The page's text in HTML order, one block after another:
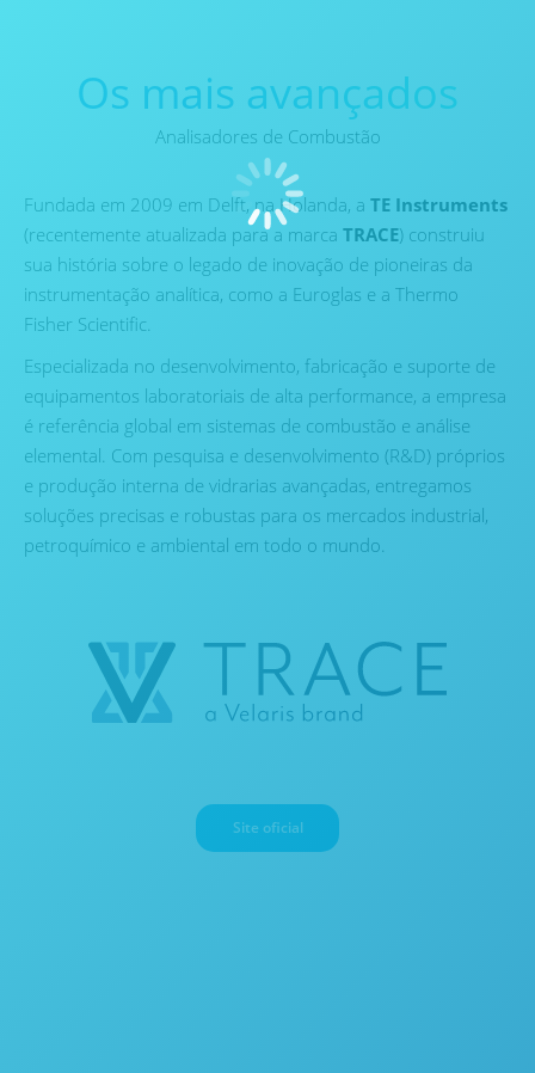
Os mais avançados
Analisadores de Combustão
Fundada em 2009 em Delft, na Holanda, a TE Instruments
(recentemente atualizada para a marca TRACE) construiu
sua história sobre o legado de inovação de pioneiras da
instrumentação analítica, como a Euroglas e a Thermo
Fisher Scientific.
Especializada no desenvolvimento, fabricação e suporte de
equipamentos laboratoriais de alta performance, a empresa
é referência global em sistemas de combustão e análise
elemental. Com pesquisa e desenvolvimento (R&D) próprios
e produção interna de vidrarias avançadas, entregamos
soluções precisas e robustas para os mercados industrial,
petroquímico e ambiental em todo o mundo.
Site oficial